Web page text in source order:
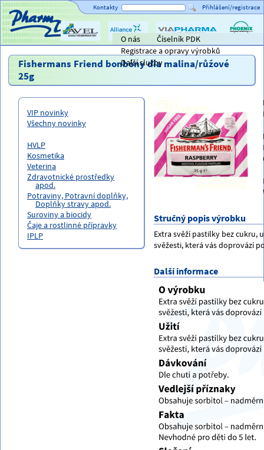
Titulní strana O nás
Číselník PDK
Registrace a opravy výrobků
Další služby
Kontakty Přihlášení/registrace
AVEL Alliance
Healthcare
ViaPharma PHOENIX
Fishermans Friend bonbóny dia malina/růžové
25g
VIP novinky
Všechny novinky
HVLP
Kosmetika
Veterina
Zdravotnické prostředky
apod.
Potraviny, Potravní doplňky,
Doplňky stravy apod.
Suroviny a biocidy
Čaje a rostlinné přípravky
IPLP
Stručný popis výrobku
Extra svěží pastilky bez
svěžesti, která vás doprovází
Další informace